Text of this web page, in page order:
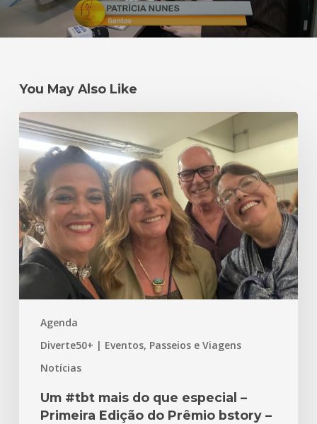
You May Also Like
Agenda
Diverte50+ | Eventos, Passeios e Viagens
Notícias
Um
#tbt
mais
do
que
especial
–
Primeira
Edição
do
Prêmio
bstory
Transforma
Um #tbt mais do que especial –
Primeira Edição do Prêmio bstory –